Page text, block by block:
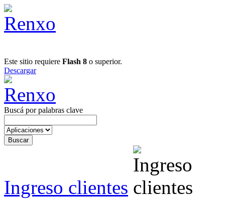
Este sitio requiere Flash 8 o superior.
Descargar
Buscá por palabras clave
Ingreso clientes